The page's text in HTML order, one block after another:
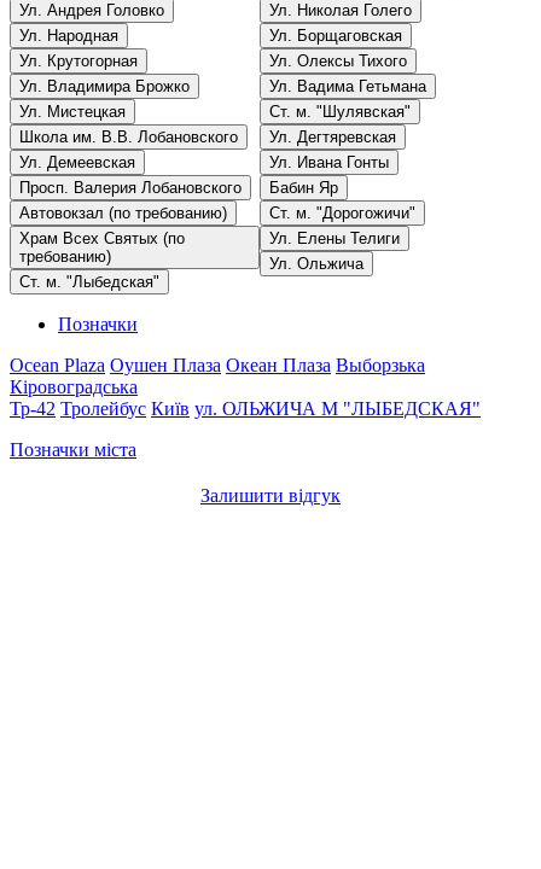
Ул. Андрея Головко
Ул. Народная
Ул. Крутогорная
Ул. Владимира Брожко
Ул. Мистецкая
Школа им. В.В. Лобановского
Ул. Демеевская
Просп. Валерия Лобановского
Автовокзал (по требованию)
Храм Всех Святых (по
требованию)
Ст. м. "Лыбедская"
Ул. Николая Голего
Ул. Борщаговская
Ул. Олексы Тихого
Ул. Вадима Гетьмана
Ст. м. "Шулявская"
Ул. Дегтяревская
Ул. Ивана Гонты
Бабин Яр
Ст. м. "Дорогожичи"
Ул. Елены Телиги
Ул. Ольжича
Позначки
Ocean Plaza Оушен Плаза Океан Плаза Выборзька
Кіровоградська
Тр-42 Тролейбус Київ ул. ОЛЬЖИЧА М "ЛЫБЕДСКАЯ"
Позначки міста
Залишити відгук